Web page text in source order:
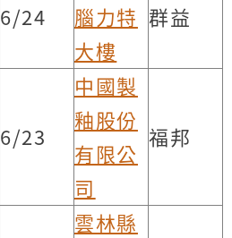
6/24
腦力特
大樓
群益
6/23
中國製
釉股份
有限公
司
福邦
雲林縣